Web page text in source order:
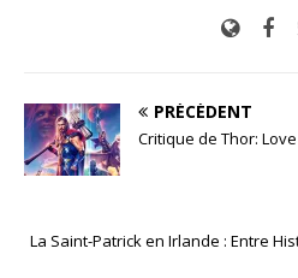
PRÉCÉDENT
Critique de Thor:
La Saint-Patrick en Irlande : Entre